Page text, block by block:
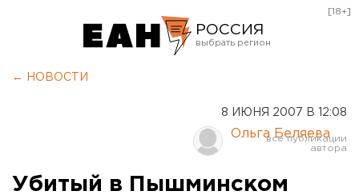
РОССИЯ
Курган
Оренбург
[18+]
← НОВОСТИ
8 ИЮНЯ 2007 В 12:08
Ольга Беляева
Убитый в Пышминском